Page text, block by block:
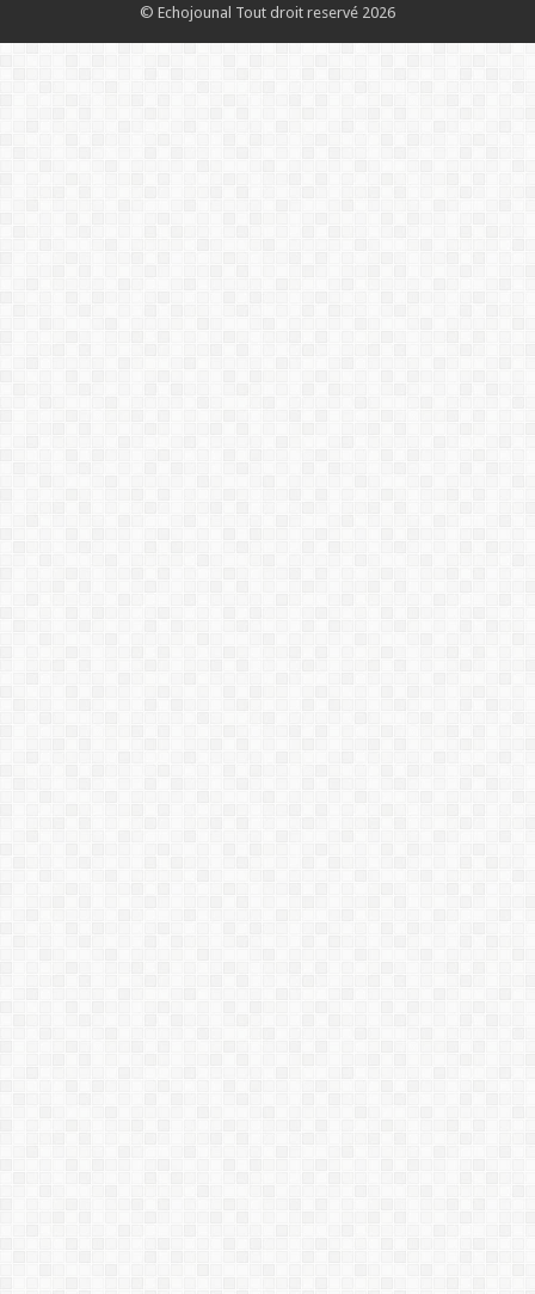
© Echojounal Tout droit reservé 2026